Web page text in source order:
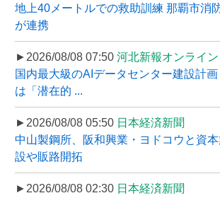
地上40メートルでの救助訓練 那覇市消
が連携
►2026/08/08 07:50 河北新報オンライン
国内最大級のAIデータセンター建設計
は「潜在的 ...
►2026/08/08 05:50 日本経済新聞
中山製鋼所、阪和興業・ヨドコウと資
設や販路開拓
►2026/08/08 02:30 日本経済新聞